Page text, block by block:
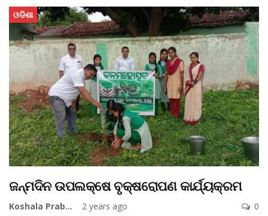
ଓଡିଶା
ଜନ୍ମଦିନ ଉପଲକ୍ଷେ ବୃକ୍ଷରୋପଣ କାର୍ଯ୍ୟକ୍ରମ
Koshala Prabaha 2 years ago 0